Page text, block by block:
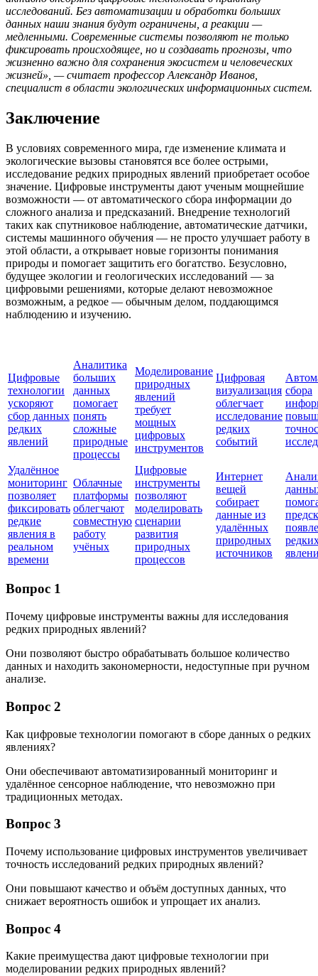
исследований. Без автоматизации и обработки больших
данных наши знания будут ограничены, а реакции —
медленными. Современные системы позволяют не только
фиксировать происходящее, но и создавать прогнозы, что
жизненно важно для сохранения экосистем и человеческих
жизней», — считает профессор Александр Иванов,
специалист в области экологических информационных систем.
Заключение
В условиях современного мира, где изменение климата и
экологические вызовы становятся все более острыми,
исследование редких природных явлений приобретает особое
значение. Цифровые инструменты дают ученым мощнейшие
возможности — от автоматического сбора информации до
сложного анализа и предсказаний. Внедрение технологий
таких как спутниковое наблюдение, автоматические датчики,
системы машинного обучения — не просто улучшает работу в
этой области, а открывает новые горизонты понимания
природы и помогает защитить его богатство. Безусловно,
будущее экологии и геологических исследований — за
цифровыми решениями, которые делают невозможное
возможным, а редкое — обычным делом, поддающимся
наблюдению и изучению.
Цифровые
технологии
ускоряют
сбор данных
редких
явлений
Аналитика
больших
данных
помогает
понять
сложные
природные
процессы
Моделирование
природных
явлений
требует
мощных
цифровых
инструментов
Цифровая
визуализация
облегчает
исследование
редких
событий
сбора
Удалённое
мониторинг
позволяет
фиксировать
редкие
явления в
реальном
времени
Облачные
платформы
облегчают
совместную
работу
учёных
Цифровые
инструменты
позволяют
моделировать
сценарии
развития
природных
процессов
Интернет
вещей
собирает
данные из
удалённых
природных
источников
Вопрос 1
Почему цифровые инструменты важны для исследования
редких природных явлений?
Они позволяют быстро обрабатывать большое количество
данных и находить закономерности, недоступные при ручном
анализе.
Вопрос 2
Как цифровые технологии помогают в сборе данных о редких
явлениях?
Они обеспечивают автоматизированный мониторинг и
удалённое сенсорное наблюдение, что невозможно при
традиционных методах.
Вопрос 3
Почему использование цифровых инструментов увеличивает
точность исследований редких природных явлений?
Они повышают качество и объём доступных данных, что
снижает вероятность ошибок и упрощает их анализ.
Вопрос 4
Какие преимущества дают цифровые технологии при
моделировании редких природных явлений?